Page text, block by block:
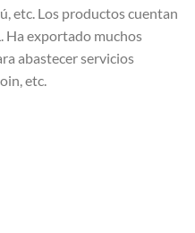
etc. Los productos cuentan
Ha exportado muchos
abastecer servicios
etc.